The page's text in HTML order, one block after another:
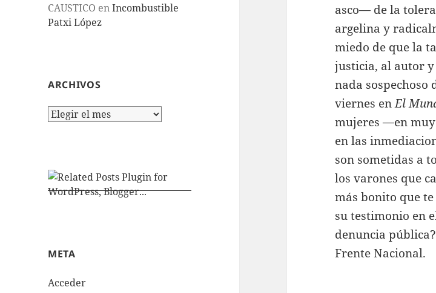
CAUSTICO enIncombustible
Patxi López
ARCHIVOS
Archivos
META
Acceder
asco— de la
argelina y
miedo de que la
justicia, al autor
nada
viernes enEl
mujeres —en
en las
son sometidas a
los varones que
más bonito que
su testimonio en
denuncia
Frente Nacional.